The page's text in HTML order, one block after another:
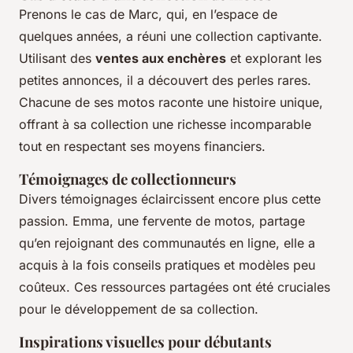
Prenons le cas de Marc, qui, en l’espace de
quelques années, a réuni une collection captivante.
Utilisant des ventes aux enchères et explorant les
petites annonces, il a découvert des perles rares.
Chacune de ses motos raconte une histoire unique,
offrant à sa collection une richesse incomparable
tout en respectant ses moyens financiers.
Témoignages de collectionneurs
Divers témoignages éclaircissent encore plus cette
passion. Emma, une fervente de motos, partage
qu’en rejoignant des communautés en ligne, elle a
acquis à la fois conseils pratiques et modèles peu
coûteux. Ces ressources partagées ont été cruciales
pour le développement de sa collection.
Inspirations visuelles pour débutants